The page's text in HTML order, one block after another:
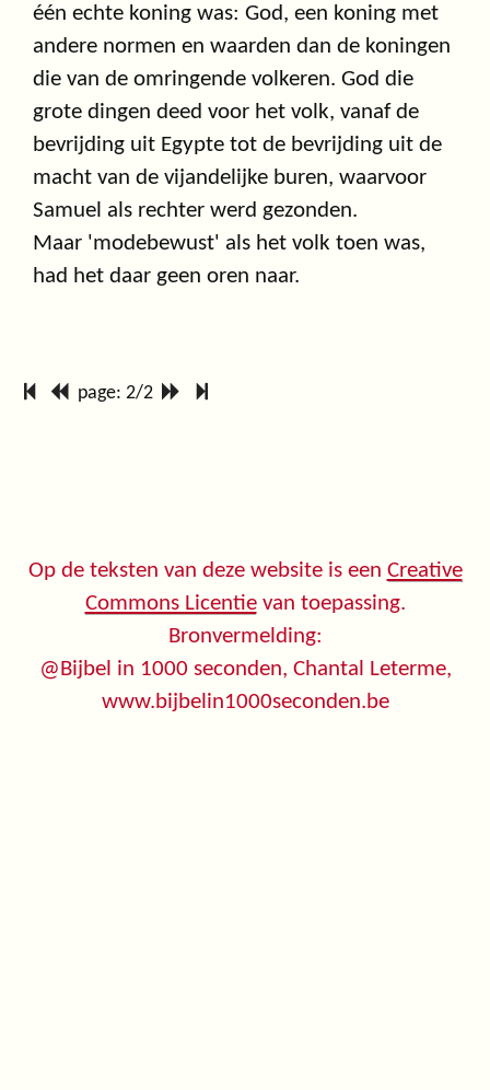
één echte koning was: God, een koning met
andere normen en waarden dan de koningen
die van de omringende volkeren. God die
grote dingen deed voor het volk, vanaf de
bevrijding uit Egypte tot de bevrijding uit de
macht van de vijandelijke buren, waarvoor
Samuel als rechter werd gezonden.
Maar 'modebewust' als het volk toen was,
had het daar geen oren naar.
page: 2/2
Op de teksten van deze website is een Creative
Commons Licentievan toepassing.
Bronvermelding:
@Bijbel in 1000 seconden, Chantal Leterme,
www.bijbelin1000seconden.be